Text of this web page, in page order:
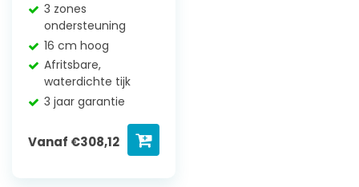
3 zones
ondersteuning
16 cm hoog
Afritsbare,
waterdichte tijk
3 jaar garantie
Vanaf €308,12